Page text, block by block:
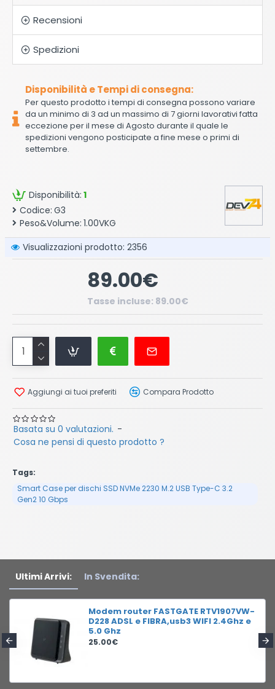
Recensioni
Spedizioni
Disponibilità: 1
Codice: G3
Peso&Volume: 1.00VKG
Visualizzazioni prodotto: 2356
Basata su 0 valutazioni. -
Cosa ne pensi di questo prodotto ?
89.00€
Tasse incluse: 89.00€
Aggiungi ai tuoi preferiti Compara Prodotto
Disponibilità e Tempi di consegna:
Per questo prodotto i tempi di consegna possono variare
da un minimo di 3 ad un massimo di 7 giorni lavorativi fatta
eccezione per il mese di Agosto durante il quale le
spedizioni vengono posticipate a fine mese o primi di
settembre.
Tags:
Smart Case per dischi SSD NVMe 2230 M.2 USB Type-C 3.2
Gen2 10 Gbps
Ultimi Arrivi: In Svendita:
Modem router FASTGATE RTV1907VW-
D228 ADSL e FIBRA,usb3 WIFI 2.4Ghz e
5.0 Ghz
25.00€